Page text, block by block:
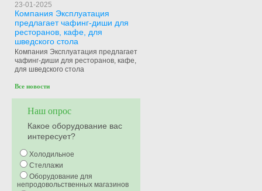
23-01-2025
Компания Эксплуатация
предлагает чафинг-диши для
ресторанов, кафе, для
шведского стола
Компания Эксплуатация предлагает
чафинг-диши для ресторанов, кафе,
для шведского стола
Все новости
Наш опрос
Какое оборудование вас
интересует?
Холодильное
Стеллажи
Оборудование для
непродовольственных магазинов